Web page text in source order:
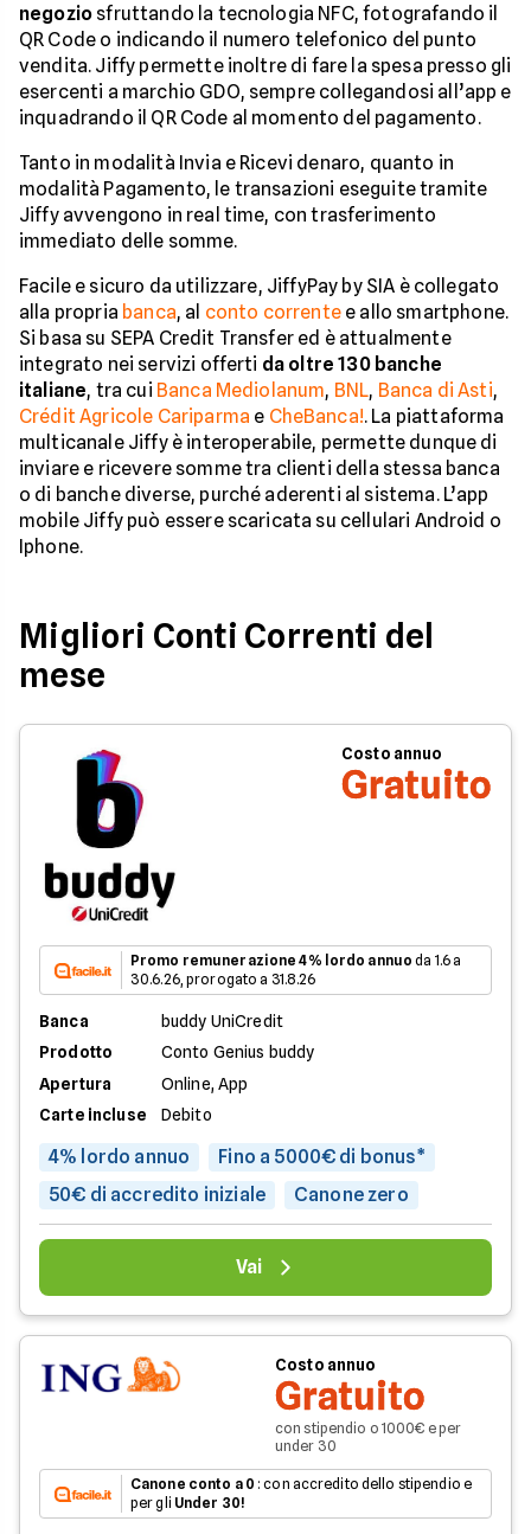
negozio sfruttando la tecnologia NFC, fotografando il
QR Code o indicando il numero telefonico del punto
vendita. Jiffy permette inoltre di fare la spesa presso gli
esercenti a marchio GDO, sempre collegandosi all’app e
inquadrando il QR Code al momento del pagamento.
Tanto in modalità Invia e Ricevi denaro, quanto in
modalità Pagamento, le transazioni eseguite tramite
Jiffy avvengono in real time, con trasferimento
immediato delle somme.
Facile e sicuro da utilizzare, JiffyPay by SIA è collegato
alla propria banca, al conto correntee allo smartphone.
Si basa su SEPA Credit Transfer ed è attualmente
integrato nei servizi offerti da oltre 130 banche
italiane, tra cui Banca Mediolanum, BNL, Banca di Asti,
Crédit Agricole Cariparma e CheBanca!. La piattaforma
multicanale Jiffy è interoperabile, permette dunque di
inviare e ricevere somme tra clienti della stessa banca
o di banche diverse, purché aderenti al sistema. L’app
mobile Jiffy può essere scaricata su cellulari Android o
Iphone.
Migliori Conti Correnti del
mese
Costo annuo
Gratuito
Promo remunerazione 4% lordo annuo da 1.6 a
30.6.26, prorogato a 31.8.26
Banca
buddy UniCredit
Prodotto
Conto Genius buddy
Apertura
Online, App
Carte incluse
Debito
4% lordo annuo
Fino a 5000€ di bonus*
50€ di accredito iniziale
Canone zero
Vai
Costo annuo
Gratuito
con stipendio o 1000€ e per
under 30
Canone conto a 0 : con accredito dello stipendio e
per gli Under 30!